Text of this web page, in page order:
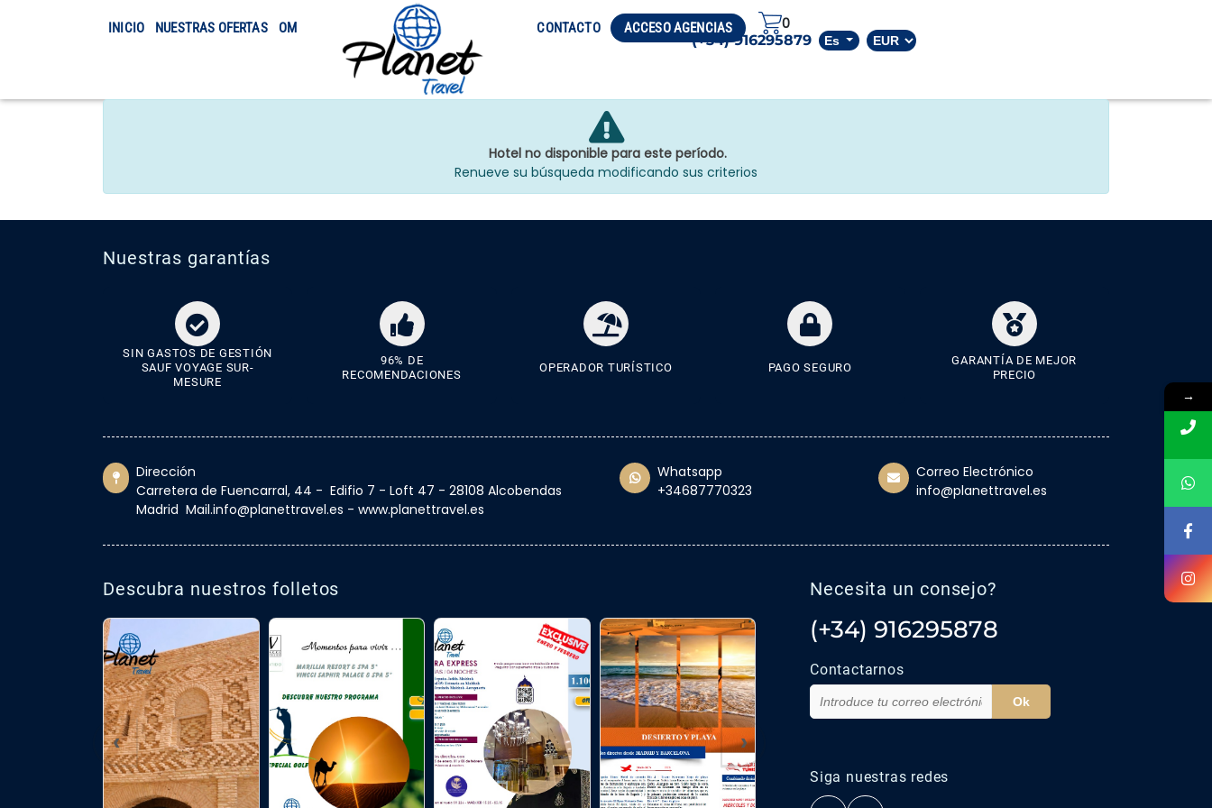
(+34) 916295879 Es
INICIO NUESTRAS OFERTAS OMRA TRASLADO CIRCUITOS CONTACTO ACCESO AGENCIAS 0
Hotel no disponible para este período.
Renueve su búsqueda modificando sus criterios
→
Nuestras garantías
SIN GASTOS DE GESTIÓN
SAUF VOYAGE SUR-
MESURE
96% DE
RECOMENDACIONES
OPERADOR TURÍSTICO PAGO SEGURO
GARANTÍA DE MEJOR
PRECIO
Dirección
Carretera de Fuencarral, 44 - Edifio 7 - Loft 47 - 28108 Alcobendas
Madrid Mail.info@planettravel.es - www.planettravel.es
Whatsapp
+34687770323
Correo Electrónico
info@planettravel.es
Descubra nuestros folletos
‹ ›
Necesita un consejo?
(+34) 916295878
Contactarnos
Ok
Siga nuestras redes